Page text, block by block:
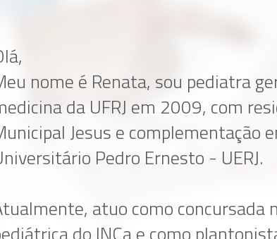
nome é Renata, sou pediatra
da UFRJ em 2009, com
Jesus e complementação
Pedro Ernesto - UERJ.
atuo como concursada